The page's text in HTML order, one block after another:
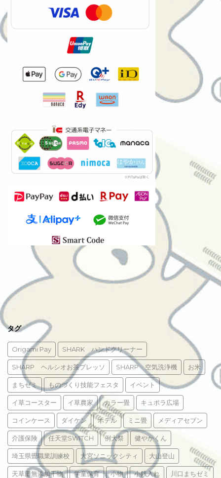
タグ
Origami Pay SHARK ハンドクリーナー
SHARP ヘルシオお茶プレッソ SHARP 空気洗浄機 お米
まちゼミ ものづくり技能フェスタ イベント
イ草コースター イ草農家 カラー畳 キュポラ広場
コインケース ダイケン ホテル ミニ畳 メディアセブン
介護保険 任天堂SWITCH 例大祭 健やかくん
埼玉県畳職業訓練校 大宮ソニックシティ 大山登山
天草灘無添加干物 学童保育 小物 小銭入れ 川口まちゼミ